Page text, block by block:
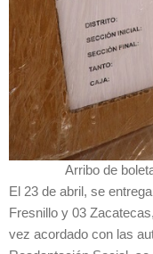
Arribo de
El 23 de abril, se
Fresnillo y 03
vez acordado con las